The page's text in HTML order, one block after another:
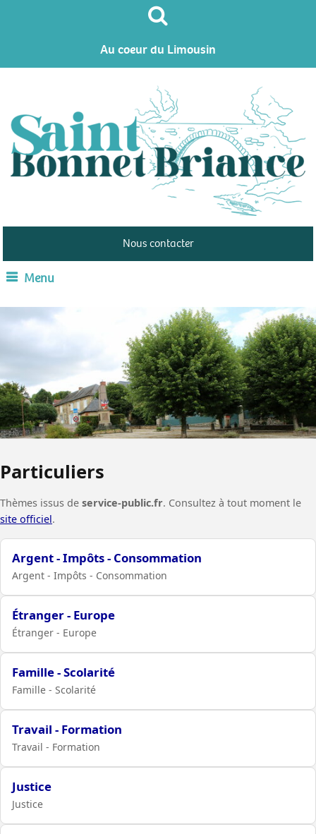
Au coeur du Limousin
Nous contacter
Menu
Particuliers
Thèmes issus de service-public.fr. Consultez à tout moment le
site officiel.
Argent - Impôts - Consommation
Argent - Impôts - Consommation
Étranger - Europe
Étranger - Europe
Famille - Scolarité
Famille - Scolarité
Travail - Formation
Travail - Formation
Justice
Justice